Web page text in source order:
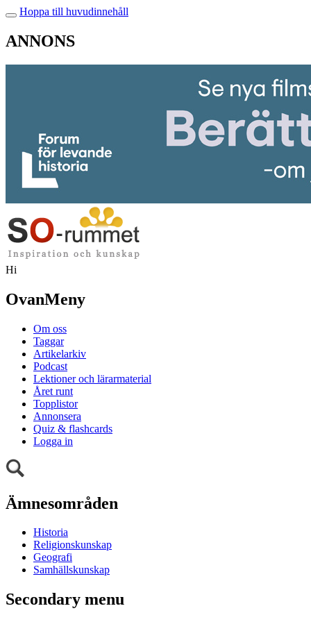
Hoppa till huvudinnehåll
ANNONS
Hi
OvanMeny
Om oss
Taggar
Artikelarkiv
Podcast
Lektioner och lärarmaterial
Året runt
Topplistor
Annonsera
Quiz & flashcards
Logga in
Ämnesområden
Historia
Religionskunskap
Geografi
Samhällskunskap
Secondary menu